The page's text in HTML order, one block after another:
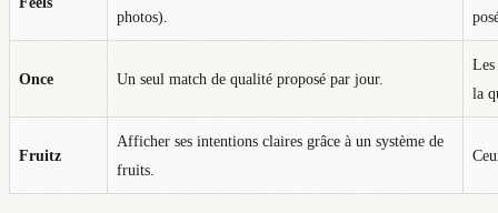
photos).
Once Un seul match de qualité proposé par jour.
la
Fruitz
Afficher ses intentions claires grâce à un système de
fruits.